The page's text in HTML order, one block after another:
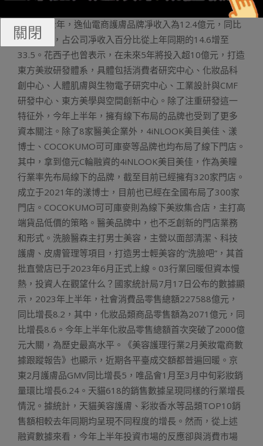
果，宣布未來雙方將持續在精準護膚領域開展深度合作。
2022年全年，逸仙電商護膚品牌凈收入為12.4億元，同比
增長45.2，占公司凈收入百分比從上年同期的14.6增至
33.5。花西子也曾表示，在未來5年將投入超10億元，打造
東方美妝研發體系，具體包括消費者研究中心、化妝品科
創中心、人體肌膚與生物電子研究中心、工業設計與CMF
研發中心、東方美學與空間創新中心。除了注重研發這一
特征外，今年上半年，擁有線下布局的品牌也受到了更多
資本關注。除了8家醫美企業外，4iNLOOK美目美佳、漾
博士、COCOKUMO可可庫麥等品牌也均布局了線下門店。
其中，拿到億元C輪融資的4iNLOOK美目美佳，作為美瞳
行業率先布局線下的品牌，截至目前已經擁有320家門店。
成立于2021年的漾博士，目前也已經在全國布局了300家
門店。COCOKUMO可可庫麥則為線下美妝集合店，主打高
端貨品低價的策略。醫美品牌中，也不乏創新的門店業務
和形式。洗臉醫森主打男士美容，主營以面部清潔、科技
護膚、皮膚管理等項目，打造男士輕美容的“洗臉吧”，其首
批直營店已于2023年6月正式上線。03行業回暖但資本慢
熱，投資人在觀望什么？國家統計局7月17日公布的數據顯
示，2023年上半年，社會消費品零售總額227588億元，
同比增長8.2，其中，化妝品類商品零售額為2071億元，同
比增長8.6。今年上半年化妝品零售總額首次突破了2000億
元大關，為歷史最高水平。《美容護理行業2月美妝電商數
據跟蹤報告》也顯示，近期各平臺成交額都普遍回暖。京
東2月護膚品GMV同比增長5，唯品會1月至3月中旬彩妝銷
量環比增長6.24。天貓618的銷售數據呈現同樣的行業增長
情況。據統計，天貓美容護膚、彩妝香水等品類TOP10銷
售額相較去年同期均呈現不同程度的增長。然而，從上述
融資數據來看，今年上半年投資市場的反應卻與消費市場
關閉